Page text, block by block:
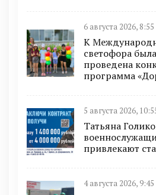
6 августа 2026, 8:55
К
светофора
проведена
программа
5 августа 2026,
Татьяна
привлекают
4 августа 2026, 9:45